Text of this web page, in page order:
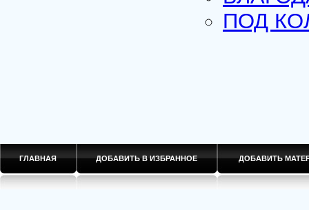
ПОД
ГЛАВНАЯ ДОБАВИТЬ В ИЗБРАННОЕ ДОБАВИТЬ